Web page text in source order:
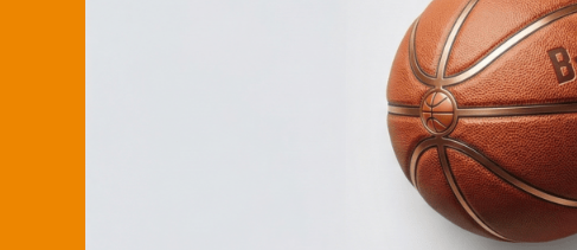
Antetokounmpo triomphent, le Greek
Shai Gilgeous-Alexander : son premier
match à plus de 40 points en NBA, le
canadien transcendant face aux Spurs
Pau Gasol dans l’histoire en 2002 :
premier européen sacré Rookie de
Rudy Gobert, deuxième Français élu
meilleur défenseur d’une saison NBA